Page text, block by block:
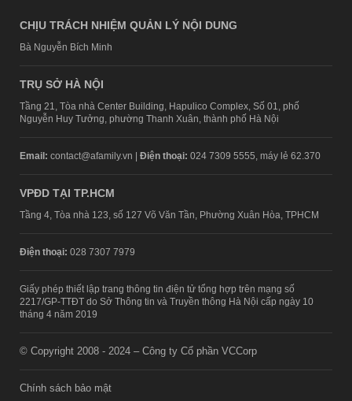
CHỊU TRÁCH NHIỆM QUẢN LÝ NỘI DUNG
Bà Nguyễn Bích Minh
TRỤ SỞ HÀ NỘI
Tầng 21, Tòa nhà Center Building, Hapulico Complex, Số 01, phố
Nguyễn Huy Tưởng, phường Thanh Xuân, thành phố Hà Nội
Email: contact@afamily.vn | Điện thoại: 024 7309 5555, máy lẻ 62.370
VPĐD TẠI TP.HCM
Tầng 4, Tòa nhà 123, số 127 Võ Văn Tần, Phường Xuân Hòa, TPHCM
Điện thoại: 028 7307 7979
Giấy phép thiết lập trang thông tin điện tử tổng hợp trên mạng số
2217/GP-TTĐT do Sở Thông tin và Truyền thông Hà Nội cấp ngày 10
tháng 4 năm 2019
© Copyright 2008 - 2024 – Công ty Cổ phần VCCorp
Chính sách bảo mật